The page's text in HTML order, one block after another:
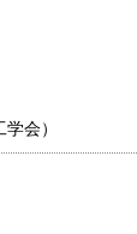
会）